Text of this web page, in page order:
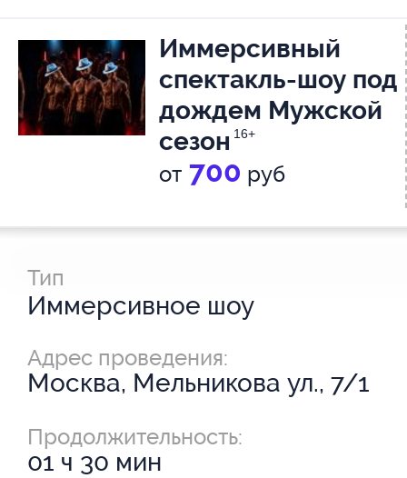
Иммерсивный
спектакль-шоу под
дождем Мужской
сезон 16+
от 700 руб
Тип
Иммерсивное шоу
Адрес проведения:
Москва, Мельникова ул., 7/1
Продолжительность:
01 ч 30 мин